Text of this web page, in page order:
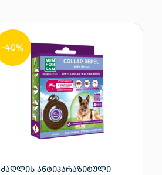
-40%
ძაღლის ანტიპარაზიტული